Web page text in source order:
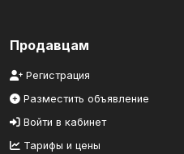
Продавцам
Регистрация
Разместить объявление
Войти в кабинет
Тарифы и цены